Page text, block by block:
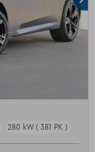
280 kW ( 381 PK )